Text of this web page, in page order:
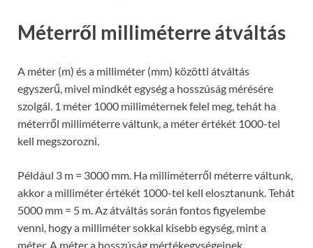
Méterről milliméterre átváltás
A méter (m) és a milliméter (mm) közötti átváltás
egyszerű, mivel mindkét egység a hosszúság mérésére
szolgál. 1 méter 1000 milliméternek felel meg, tehát ha
méterről milliméterre váltunk, a méter értékét 1000-tel
kell megszorozni.
Például 3 m = 3000 mm. Ha milliméterről méterre váltunk,
akkor a milliméter értékét 1000-tel kell elosztanunk. Tehát
5000 mm = 5 m. Az átváltás során fontos figyelembe
venni, hogy a milliméter sokkal kisebb egység, mint a
méter. A méter a hosszúság mértékegységeinek